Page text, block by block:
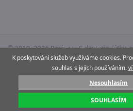
© 2010–2026 Bexis.cz · Galanterie, látky,
pro vaše tvoření.
Stránky používají cookies.Více informací
Mastercard
K poskytování služeb využíváme cookies.
souhlas s jejich používáním.
Nesouhlasím
SOUHLASÍM